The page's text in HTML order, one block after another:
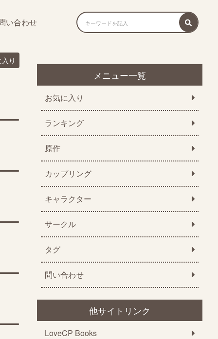
い合わせ
り
メニュー一覧
お気に入り
ランキング
原作
カップリング
キャラクター
サークル
タグ
問い合わせ
他サイトリンク
LoveCP Books